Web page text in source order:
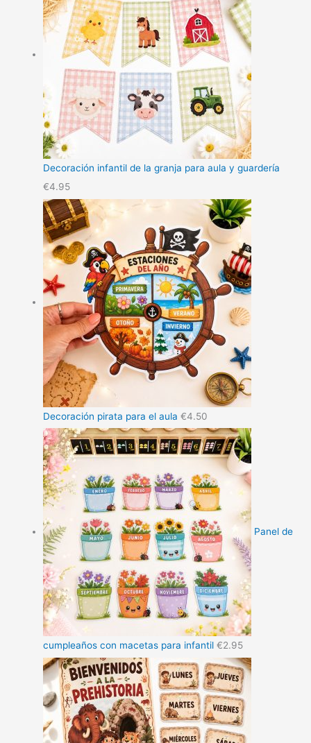
Decoración infantil de la granja para aula y guardería
€4.95
Decoración pirata para el aula €4.50
Panel de
cumpleaños con macetas para infantil €2.95